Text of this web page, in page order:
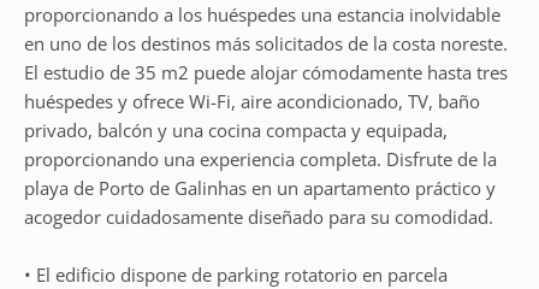
proporcionando a los huéspedes una estancia inolvidable
en uno de los destinos más solicitados de la costa noreste.
El estudio de 35 m2 puede alojar cómodamente hasta tres
huéspedes y ofrece Wi-Fi, aire acondicionado, TV, baño
privado, balcón y una cocina compacta y equipada,
proporcionando una experiencia completa. Disfrute de la
playa de Porto de Galinhas en un apartamento práctico y
acogedor cuidadosamente diseñado para su comodidad.
• El edificio dispone de parking rotatorio en parcela